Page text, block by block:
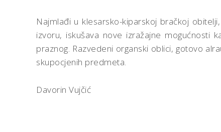
Najmlađi u klesarsko-kiparskoj bračkoj
izvoru, iskušava nove izražajne mogućnosti
praznog. Razvedeni organski oblici, gotovo
skupocjenih predmeta.
Davorin Vujčić